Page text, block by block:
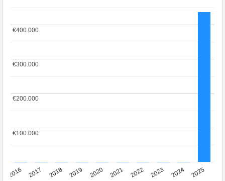
2016 2017 2018 2019 2020 2021 2022 2023 2024 2025
€100.000
€100.000
€200.000
€200.000
€300.000
€300.000
€400.000
€400.000